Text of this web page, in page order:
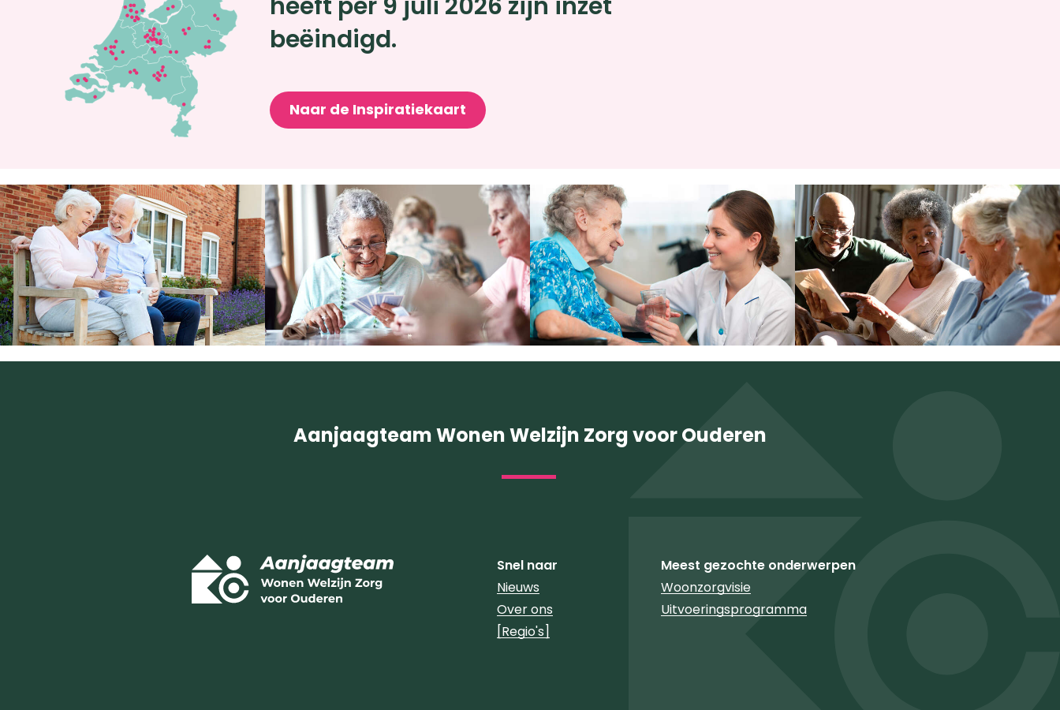
heeft per 9 juli 2026 zijn inzet
beëindigd.
Naar de Inspiratiekaart
Aanjaagteam Wonen Welzijn Zorg voor Ouderen
Snel naar
Nieuws
Over ons
[Regio's]
Meest gezochte onderwerpen
Woonzorgvisie
Uitvoeringsprogramma